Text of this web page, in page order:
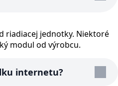
riadiacej jednotky. Niektoré
modul od výrobcu.
internetu?